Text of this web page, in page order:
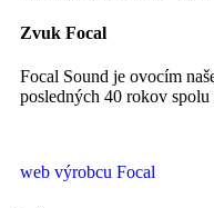
Zvuk Focal
Focal Sound je ovocím
posledných 40 rokov
web výrobcu Focal